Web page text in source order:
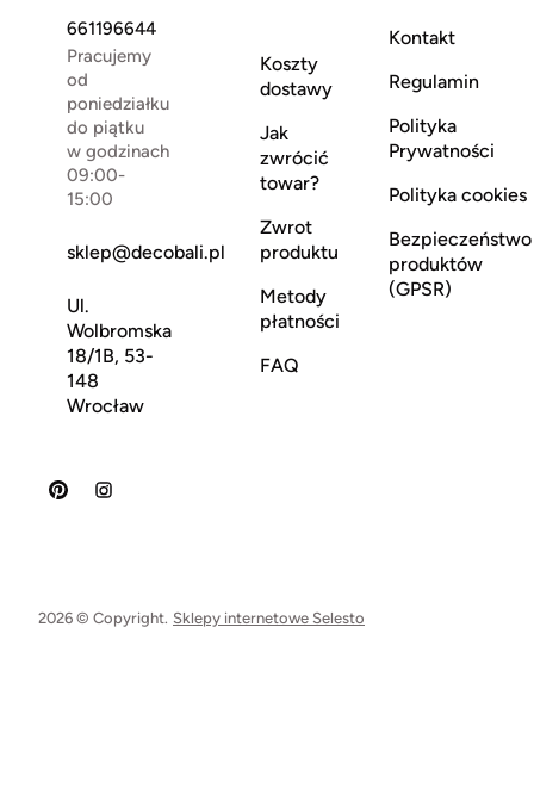
661196644
Pracujemy
od
poniedziałku
do piątku
w godzinach
09:00-
15:00
sklep@decobali.pl
Ul.
Wolbromska
18/1B, 53-
148
Wrocław
Koszty
dostawy
Jak
zwrócić
towar?
Zwrot
produktu
Metody
płatności
FAQ
Kontakt
Regulamin
Polityka
Prywatności
Polityka cookies
Bezpieczeństwo
produktów
(GPSR)
2026 © Copyright. Sklepy internetowe Selesto